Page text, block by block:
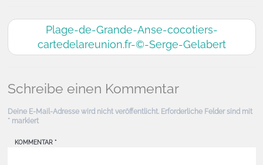
Plage-de-Grande-Anse-cocotiers-
cartedelareunion.fr-©-Serge-Gelabert
Schreibe einen Kommentar
Deine E-Mail-Adresse wird nicht veröffentlicht. Erforderliche Felder sind mit
*markiert
KOMMENTAR *